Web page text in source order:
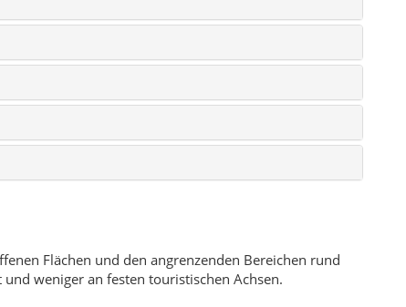
Flächen und den angrenzenden Bereichen rund
weniger an festen touristischen Achsen.